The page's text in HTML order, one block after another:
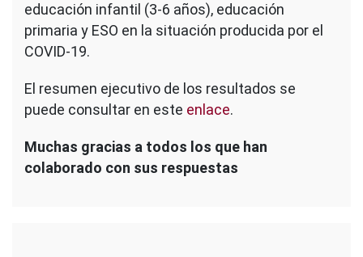
Educo
de
València
educación infantil (3-6 años), educación
primaria y ESO en la situación producida por el
COVID-19.
El resumen ejecutivo de los resultados se
puede consultar en este enlace.
Muchas gracias a todos los que han
colaborado con sus respuestas